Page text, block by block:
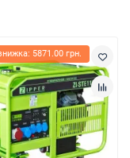
5871.00 грн.